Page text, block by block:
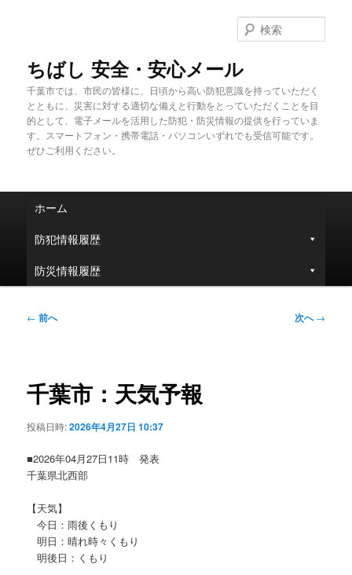
ちばし 安全・安心メール
千葉市では、市民の皆様に、日頃から高い防犯意識を持っていただく
とともに、災害に対する適切な備えと行動をとっていただくことを目
的として、電子メールを活用した防犯・防災情報の提供を行っていま
す。スマートフォン・携帯電話・パソコンいずれでも受信可能です。
ぜひご利用ください。
索
ュ
ホーム
防犯情報履歴
防災情報履歴
投
ゲ
ー
ョ
← 前へ 次へ→
千葉市：天気予報
投稿日時:2026年4月27日 10:37
■2026年04月27日11時 発表
千葉県北西部
【天気】
今日：雨後くもり
明日：晴れ時々くもり
明後日：くもり